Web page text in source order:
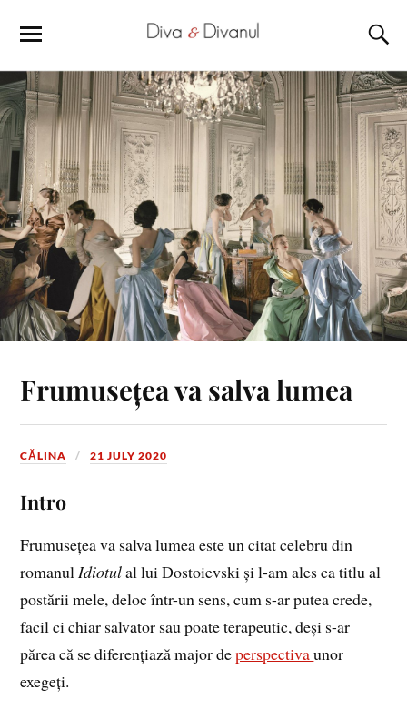
Frumusețea va salva lumea
CĂLINA 21 JULY 2020
Intro
Frumusețea va salva lumea este un citat celebru din
romanulIdiotulal lui Dostoievski și l-am ales ca titlu al
postării mele, deloc într-un sens, cum s-ar putea crede,
facil ci chiar salvator sau poate terapeutic, deși s-ar
părea că se diferențiază major deperspectivaunor
exegeți.